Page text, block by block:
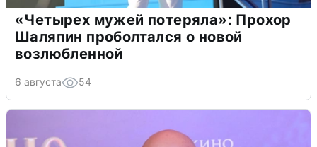
«Четырех мужей потеряла»: Прохор
Шаляпин проболтался о новой
возлюбленной
6 августа 54